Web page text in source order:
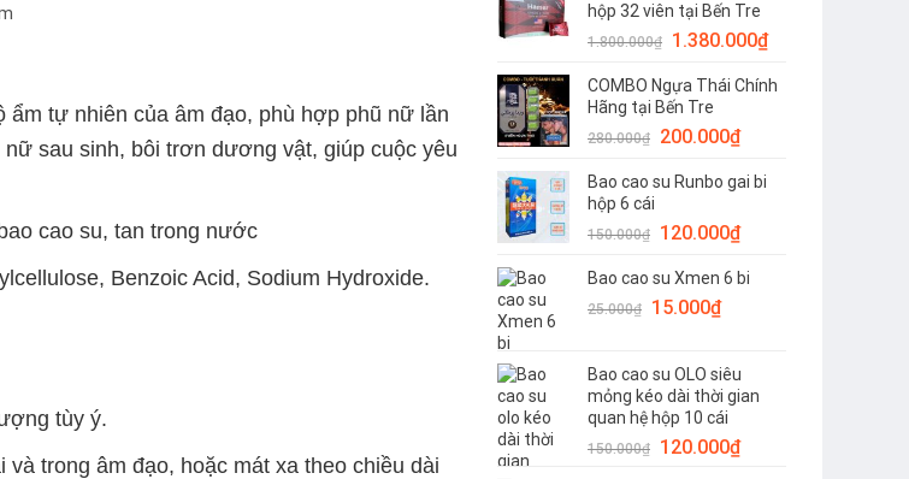
720.000₫.là:
550.000₫.
hộp 32 viên tại Bến Tre
1.800.000₫
Giá
là:
1.800.000₫.
1.380.000₫Giá
tại
COMBO Ngựa Thái Chính
Hãng tại Bến Tre
280.000₫
Giá
là:
200.000₫Giá
tại
200.000₫.
Bao cao su Runbo gai bi
hộp 6 cái
150.000₫
Giá
là:
150.000₫.
120.000₫Giá
tại
Bao cao su Xmen 6 bi
25.000₫
Giá
25.000₫.
15.000₫Giá
là:
15.000₫.
Bao cao su OLO siêu
mỏng kéo dài thời gian
quan hệ hộp 10 cái
150.000₫
Giá
120.000₫Giá
tự nhiên của âm đạo, phù hợp phũ nữ lần
sau sinh, bôi trơn dương vật, giúp cuộc yêu
cao su, tan trong nước
Benzoic Acid, Sodium Hydroxide.
tùy ý.
trong âm đạo, hoặc mát xa theo chiều dài